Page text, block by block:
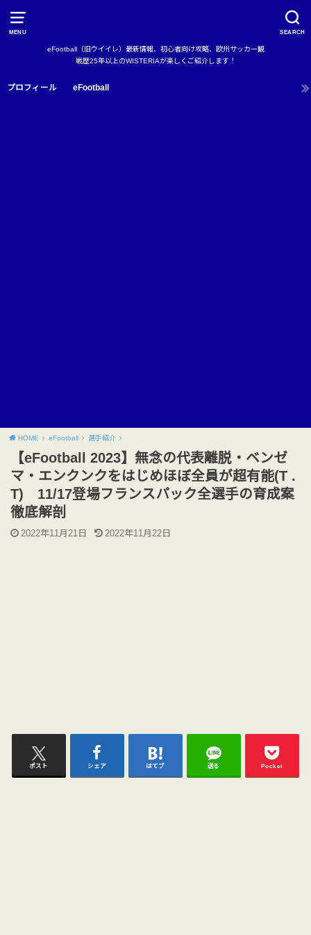
MENU SEARCH
eFootball（旧ウイイレ）最新情報、初心者向け攻略、欧州サッカー観
戦歴25年以上のWISTERIAが楽しくご紹介します！
プロフィール eFootball
HOME eFootball 選手紹介
【eFootball 2023】無念の代表離脱・ベンゼ
マ・エンクンクをはじめほぼ全員が超有能(T .
T) 11/17登場フランスパック全選手の育成案
徹底解剖
2022年11月21日 2022年11月22日
ポスト シェア はてブ 送る Pocket